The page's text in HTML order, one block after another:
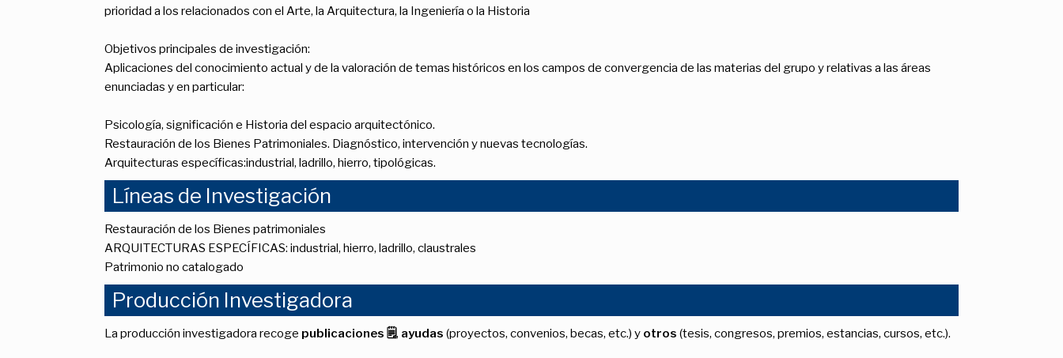
prioridad a los relacionados con el Arte, la Arquitectura, la Ingeniería o la Historia
Objetivos principales de investigación:
Aplicaciones del conocimiento actual y de la valoración de temas históricos en los campos de convergencia de las materias del grupo y relativas a las áreas
enunciadas y en particular:
Psicología, significación e Historia del espacio arquitectónico.
Restauración de los Bienes Patrimoniales. Diagnóstico, intervención y nuevas tecnologías.
Arquitecturas específicas:industrial, ladrillo, hierro, tipológicas.
Líneas de Investigación
Restauración de los Bienes patrimoniales
ARQUITECTURAS ESPECÍFICAS: industrial, hierro, ladrillo, claustrales
Patrimonio no catalogado
Producción Investigadora
La producción investigadora recoge publicaciones 🗒, ayudas (proyectos, convenios, becas, etc.) y otros (tesis, congresos, premios, estancias, cursos, etc.).